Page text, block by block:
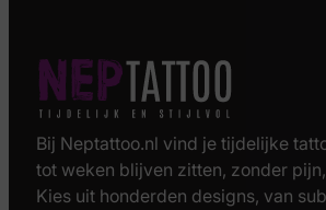
Bij Neptattoo.nl vind je tijdelijke
tot weken blijven zitten, zonder
Kies uit honderden designs, van